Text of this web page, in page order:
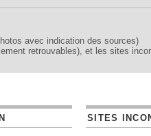
avec indication des sources)
retrouvables), et les sites
SITES